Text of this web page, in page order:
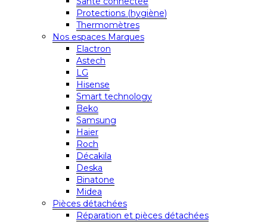
Protections (hygiène)
Thermomètres
Nos espaces Marques
Elactron
Astech
LG
Hisense
Smart technology
Beko
Samsung
Haier
Roch
Décakila
Deska
Binatone
Midea
Pièces détachées
Réparation et pièces détachées